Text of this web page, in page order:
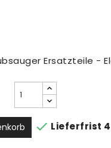
Ersatzteile -
 Lieferfrist